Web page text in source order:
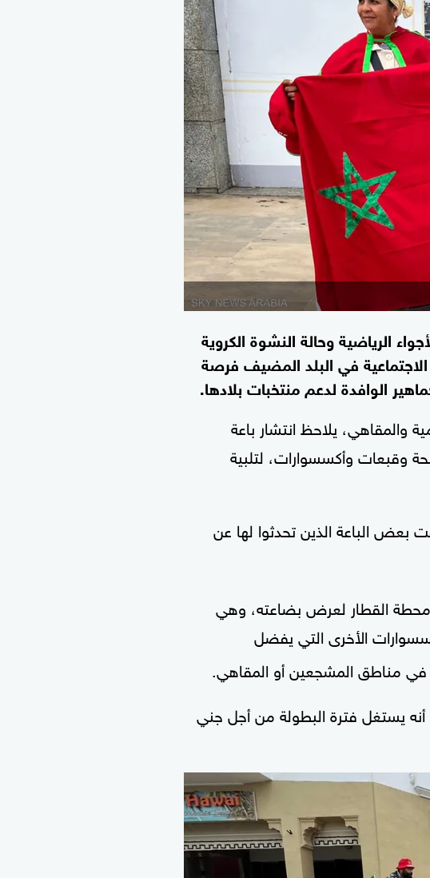
الرياضية وحالة النشوة الكروية
الاجتماعية في البلد المضيف فرصة
الوافدة لدعم منتخبات بلادها.
يلاحظ انتشار باعة
وقبعات وأكسسوارات، لتلبية
بعض الباعة الذين تحدثوا لها عن
اختار مكانا قرب باب محطة القطار لعرض بضاعته، وهي
الأخرى التي يفضل
في مناطق المشجعين أو المقاهي.
أنه يستغل فترة البطولة من أجل جني